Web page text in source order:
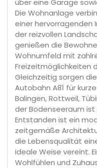
Die Wohnanlage
einer hervorragenden
der reizvollen
genießen die
Wohnumfeld mit
Freizeitmöglichkeiten
Gleichzeitig sorgen
Autobahn A81 für
Balingen, Rottweil,
der Bodenseeraum
Entstanden ist ein
zeitgemäße
die Lebensqualität
ideale Weise vereint.
Wohlfühlen und